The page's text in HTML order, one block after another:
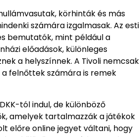
körhinták és más
számára izgalmasak. Az esti
bemutatók, mint például a
előadások, különleges
a helyszínnek. A Tivoli nemcsak
felnőttek számára is remek
tól indul, de különböző
amelyek tartalmazzák a játékok
előre online jegyet váltani, hogy